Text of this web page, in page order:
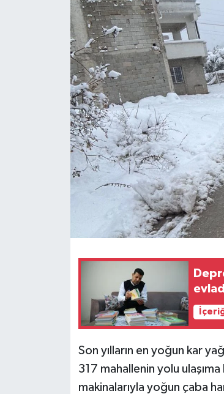
Son yılların en yoğun kar
317 mahallenin yolu
makinalarıyla yoğun çaba
Kültür Sanat